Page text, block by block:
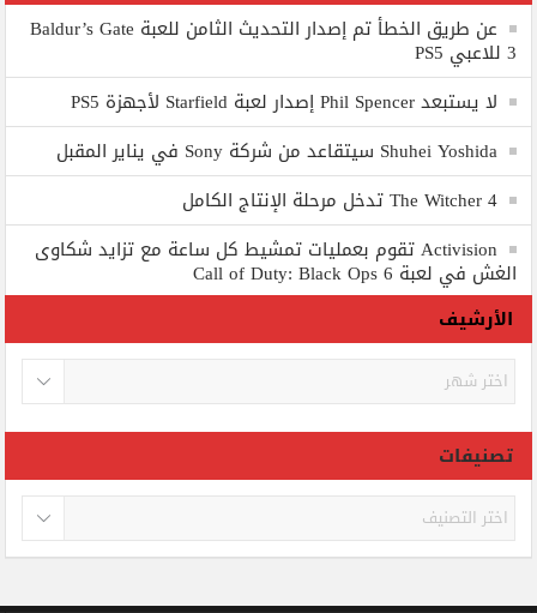
عن طريق الخطأ تم إصدار التحديث الثامن للعبة Baldur’s Gate
3 للاعبي PS5
لا يستبعد Phil Spencer إصدار لعبة Starfield لأجهزة PS5
Shuhei Yoshida سيتقاعد من شركة Sony في يناير المقبل
The Witcher 4 تدخل مرحلة الإنتاج الكامل
Activision تقوم بعمليات تمشيط كل ساعة مع تزايد شكاوى
الغش في لعبة Call of Duty: Black Ops 6
الأرشيف
الأرشيف
تصنيفات
تصنيفات